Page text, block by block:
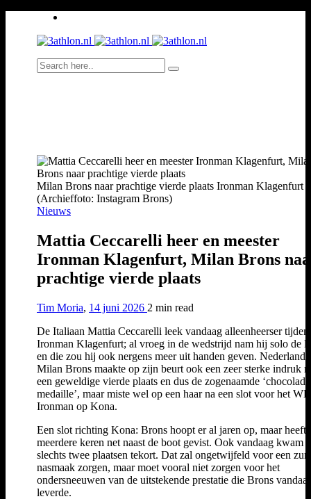
Milan Brons naar prachtige vierde plaats Ironman Klagenfurt
(Archieffoto: Instagram Brons)
Nieuws
Mattia Ceccarelli heer en meester
Ironman Klagenfurt, Milan Brons
prachtige vierde plaats
Tim Moria, 14 juni 2026 2 min read
De Italiaan Mattia Ceccarelli leek vandaag alleenheerser
Ironman Klagenfurt; al vroeg in de wedstrijd nam hij solo de
en die zou hij ook nergens meer uit handen geven.
Milan Brons maakte op zijn beurt ook een zeer sterke indruk
een geweldige vierde plaats en dus de zogenaamde
medaille’, maar miste wel op een haar na een slot voor het WK
Ironman op Kona.
Een slot richting Kona: Brons hoopt er al jaren op, maar heeft
meerdere keren net naast de boot gevist. Ook vandaag kwam
slechts twee plaatsen tekort. Dat zal ongetwijfeld voor een
nasmaak zorgen, maar moet vooral niet zorgen voor het
ondersneeuwen van de uitstekende prestatie die Brons
leverde.